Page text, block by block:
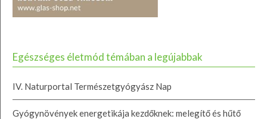
Egészséges életmód témában a legújabbak
IV. Naturportal Természetgyógyász Nap
Gyógynövények energetikája kezdőknek: melegítő és hűtő